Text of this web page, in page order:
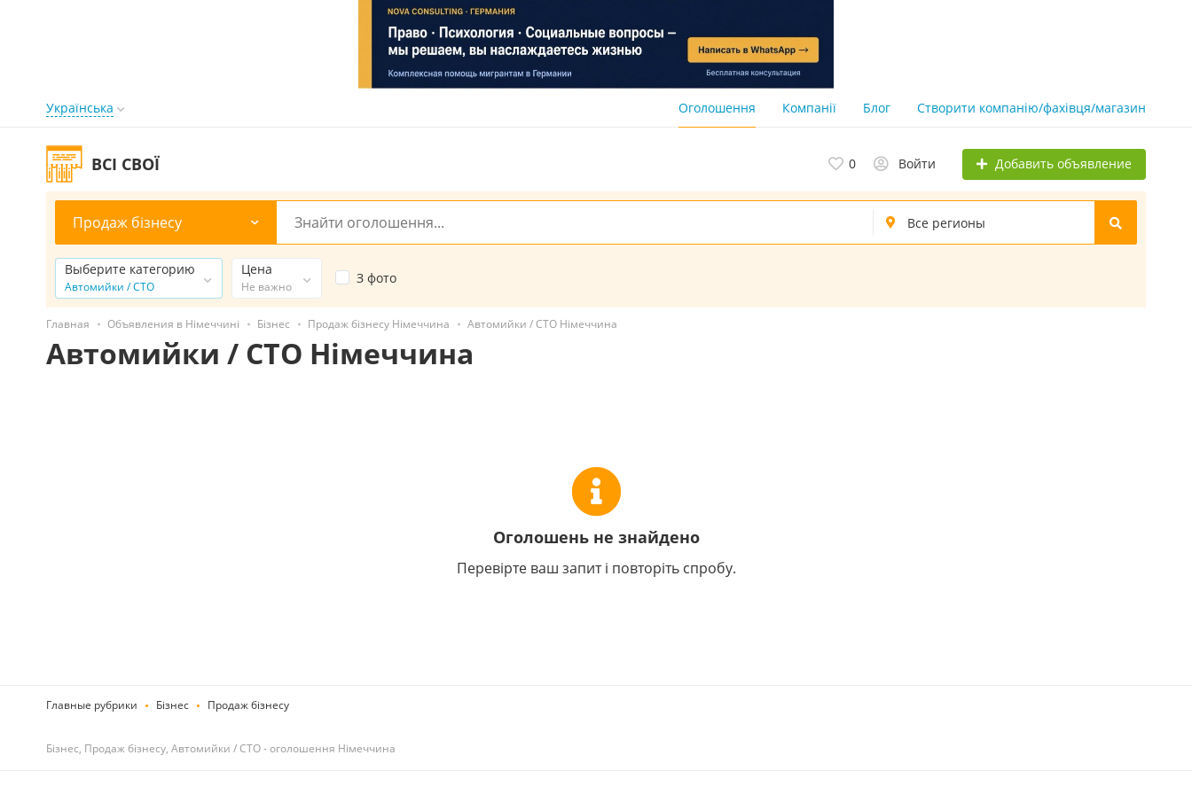
Українська Оголошення Компанії Блог Створити компанію/фахівця/магазин
ВСІ СВОЇ 0 Войти Добавить объявление
Продаж бізнесу
Выберите категорию
Автомийки / СТО
Цена
Не важно
З фото
Главная Объявления в Німеччині Бізнес Продаж бізнесу Німеччина Автомийки / СТО Німеччина
Автомийки / СТО Німеччина
Оголошень не знайдено
Перевірте ваш запит і повторіть спробу.
Главные рубрики Бізнес Продаж бізнесу
Бізнес, Продаж бізнесу, Автомийки / СТО - оголошення Німеччина